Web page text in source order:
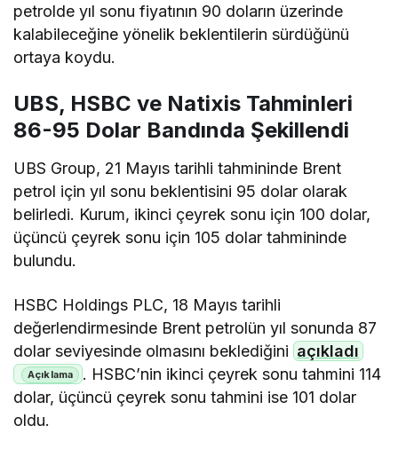
petrolde yıl sonu fiyatının 90 doların üzerinde
kalabileceğine yönelik beklentilerin sürdüğünü
ortaya koydu.
UBS, HSBC ve Natixis Tahminleri
86-95 Dolar Bandında Şekillendi
UBS Group, 21 Mayıs tarihli tahmininde Brent
petrol için yıl sonu beklentisini 95 dolar olarak
belirledi. Kurum, ikinci çeyrek sonu için 100 dolar,
üçüncü çeyrek sonu için 105 dolar tahmininde
bulundu.
HSBC Holdings PLC, 18 Mayıs tarihli
değerlendirmesinde Brent petrolün yıl sonunda 87
dolar seviyesinde olmasını beklediğini açıkladı
. HSBC’nin ikinci çeyrek sonu tahmini 114
dolar, üçüncü çeyrek sonu tahmini ise 101 dolar
oldu.